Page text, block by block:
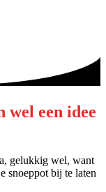
wel een idee
gelukkig wel, want
snoeppot bij te laten